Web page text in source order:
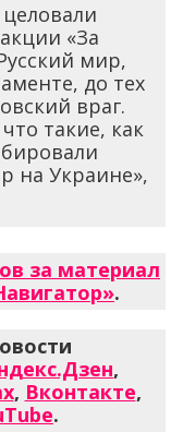
«За
мир,
до тех
враг.
такие, как
на Украине»,
за материал
.
,
, Вконтакте,
.